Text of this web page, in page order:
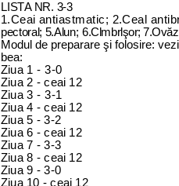
LI STA NR. 3-3
1.Ceai antiastmatic; 2.Ceal
pectoral; 5.Alun; 6.Clmbrlşor;
Modul de preparare şi folosire:
bea:
Ziua1 - 3-0
Ziua2 - ceai 12
Ziua3 - 3-1
Ziua4 - ceai 12
Ziua5 - 3-2
Ziua6 - ceai 12
Ziua7 - 3-3
Ziua8 - ceai 12
Ziua9 - 3-0
Ziua10 - ceai 12